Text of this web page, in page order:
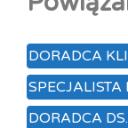
DORADCA
SPECJALISTA
DORADCA